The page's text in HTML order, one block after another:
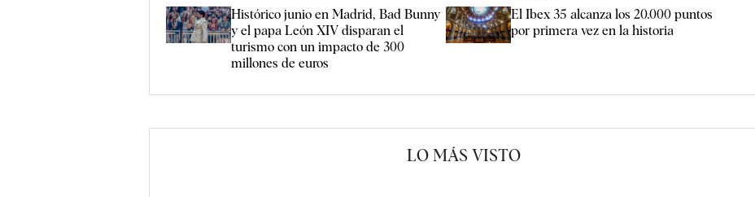
Histórico junio en Madrid, Bad Bunny
y el papa León XIV disparan el
turismo con un impacto de 300
millones de euros
El Ibex 35 alcanza los 20.000 puntos
por primera vez en la historia
LO MÁS VISTO